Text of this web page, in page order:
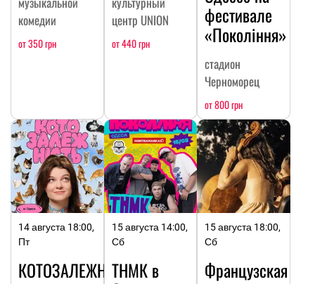
комедии
от 350 грн
центр UNION
от 440 грн
фестивале
«Покоління»
стадион
Черноморец
от 800 грн
14 августа 18:00,
Пт
КОТОЗАЛЕЖНОСТЬ
15 августа 14:00,
Сб
ТНМК в
15 августа 18:00,
Сб
Французская